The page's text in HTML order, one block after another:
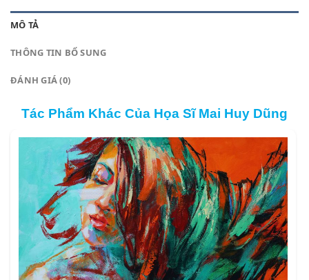
MÔ TẢ
THÔNG TIN BỔ SUNG
ĐÁNH GIÁ (0)
Tác Phẩm Khác Của Họa Sĩ Mai Huy Dũng